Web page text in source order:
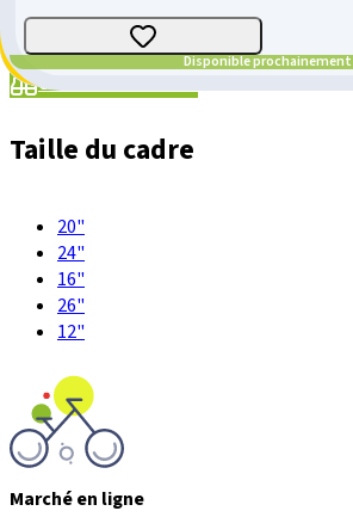
Disponible prochainement
Utiliser BikeMatch
Taille du cadre
20"
24"
16"
26"
12"
Marché en ligne